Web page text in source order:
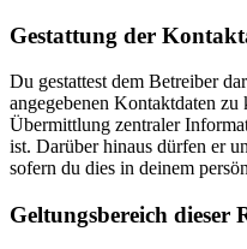
Gestattung der
Du gestattest dem Betreiber
angegebenen Kontaktdaten
Übermittlung zentraler
ist. Darüber hinaus dürfen er
sofern du dies in deinem
Geltungsbereich dieser